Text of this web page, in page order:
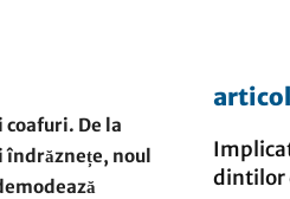
De la
îndrăznețe, noul
dintilor